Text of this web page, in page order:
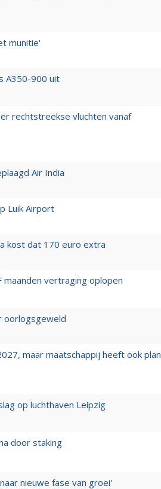
munitie'
A350-900 uit
rechtstreekse vluchten vanaf
Air India
Luik Airport
kost dat 170 euro extra
maanden vertraging oplopen
oorlogsgeweld
maar maatschappij heeft ook plan
op luchthaven Leipzig
door staking
nieuwe fase van groei'